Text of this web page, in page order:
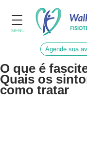
MENU
Agende sua
O que é
Quais os
como tratar